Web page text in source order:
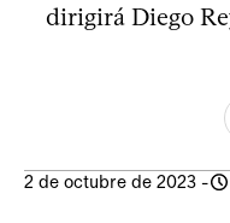
dirigirá Diego
2 de octubre de 2023 -